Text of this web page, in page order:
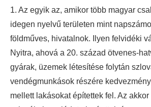
1. Az egyik az, amikor több magyar
idegen nyelvű területen mint
földműves, hivatalnok. Ilyen felvidéki
Nyitra, ahová a 20. század ötvenes-
gyárak, üzemek létesítése folytán
vendégmunkások részére
mellett lakásokat építettek fel. Az